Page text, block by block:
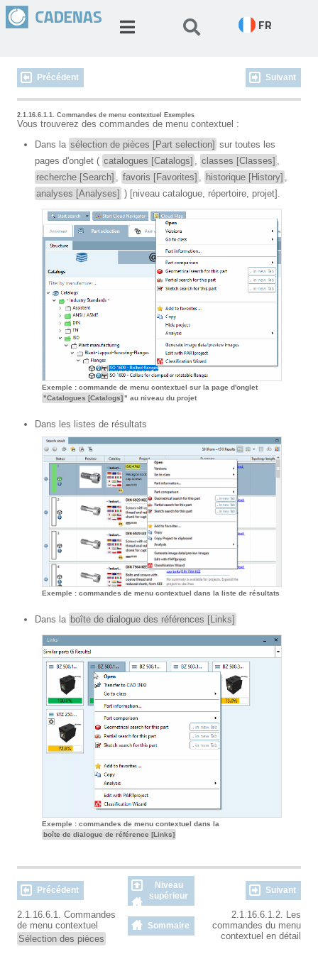
FR
Précédent Suivant
2.1.16.6.1.1. Commandes de menu contextuel Exemples
Vous trouverez des commandes de menu contextuel :
Dans la sélection de pièces [Part selection] sur toutes les
pages d'onglet ( catalogues [Catalogs] , classes [Classes] ,
recherche [Search] , favoris [Favorites] , historique [History] ,
analyses [Analyses] ) [niveau catalogue, répertoire, projet].
Exemple : commande de menu contextuel sur la page d'onglet
"Catalogues [Catalogs]" au niveau du projet
Dans les listes de résultats
Exemple : commandes de menu contextuel dans la liste de résultats
Dans la boîte de dialogue des références [Links]
Exemple : commandes de menu contextuel dans la
boîte de dialogue de référence [Links]
Précédent
Niveau
supérieur
Suivant
2.1.16.6.1. Commandes
de menu contextuel
Sélection des pièces
Sommaire
2.1.16.6.1.2. Les
commandes du menu
contextuel en détail